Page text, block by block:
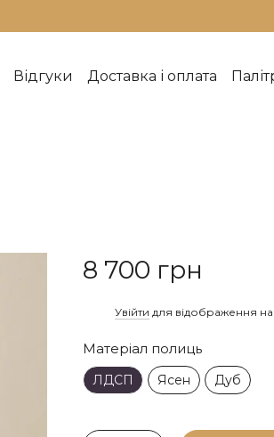
Відгуки Доставка і оплата
8 700 грн
Увійти для відображення
Матеріал полиць
ЛДСП Ясен Дуб